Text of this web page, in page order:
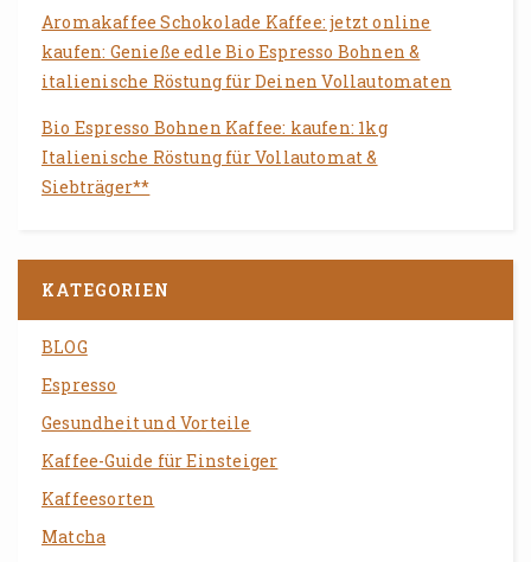
Aromakaffee Schokolade Kaffee: jetzt online
kaufen: Genieße edle Bio Espresso Bohnen &
italienische Röstung für Deinen Vollautomaten
Bio Espresso Bohnen Kaffee: kaufen: 1kg
Italienische Röstung für Vollautomat &
Siebträger**
KATEGORIEN
BLOG
Espresso
Gesundheit und Vorteile
Kaffee-Guide für Einsteiger
Kaffeesorten
Matcha